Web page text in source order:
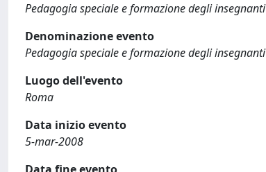
Pedagogia speciale e formazione degli insegnanti
Denominazione evento
Pedagogia speciale e formazione degli insegnanti
Luogo dell'evento
Roma
Data inizio evento
5-mar-2008